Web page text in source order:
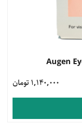
1,140,000 تومان